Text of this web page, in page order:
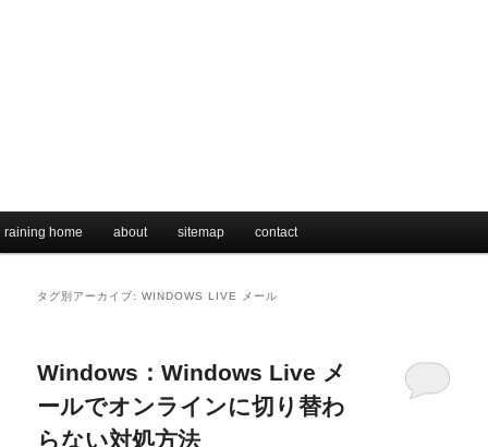
メインコンテンツへ移動
サブコンテンツへ移動
raining home about sitemap contact
タグ別アーカイブ:WINDOWS LIVE メール
Windows：Windows Live メ
ールでオンラインに切り替わ
らない対処方法